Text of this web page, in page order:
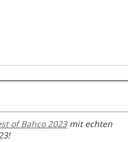
of Bahco 2023mit echten